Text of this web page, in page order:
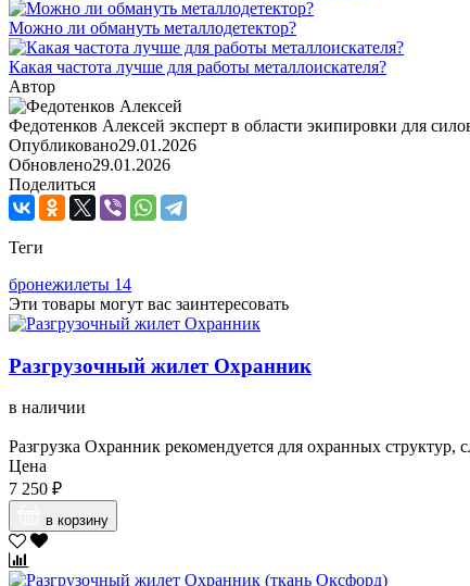
Можно ли обмануть металлодетектор?
Какая частота лучше для работы металлоискателя?
Автор
Федотенков Алексей эксперт в области экипировки для
Опубликовано29.01.2026
Обновлено29.01.2026
Поделиться
Теги
бронежилеты 14
Эти товары могут вас заинтересовать
Разгрузочный жилет Охранник
в наличии
Разгрузка Охранник рекомендуется для охранных
Цена
7 250 ₽
в корзину